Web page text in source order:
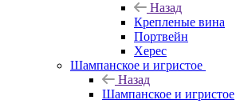
Назад
Крепленые вина
Портвейн
Херес
Шампанское и игристое
Назад
Шампанское и игристое